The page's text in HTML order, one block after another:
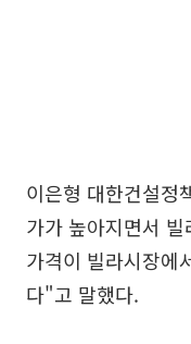
이은형 대한건설정
가가 높아지면서
가격이 빌라시장에
다"고 말했다.